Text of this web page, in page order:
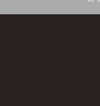
年代1959带全家做